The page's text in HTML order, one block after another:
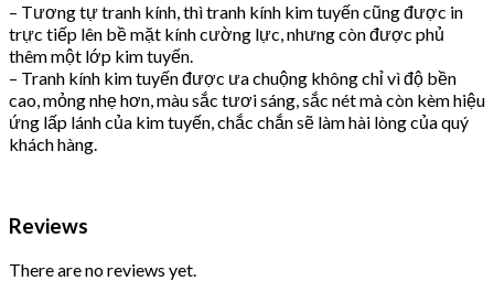
– Tương tự tranh kính, thì tranh kính kim tuyến cũng được in
trực tiếp lên bề mặt kính cường lực, nhưng còn được phủ
thêm một lớp kim tuyến.
– Tranh kính kim tuyến được ưa chuộng không chỉ vì độ bền
cao, mỏng nhẹ hơn, màu sắc tươi sáng, sắc nét mà còn kèm hiệu
ứng lấp lánh của kim tuyến, chắc chắn sẽ làm hài lòng của quý
khách hàng.
Reviews
There are no reviews yet.